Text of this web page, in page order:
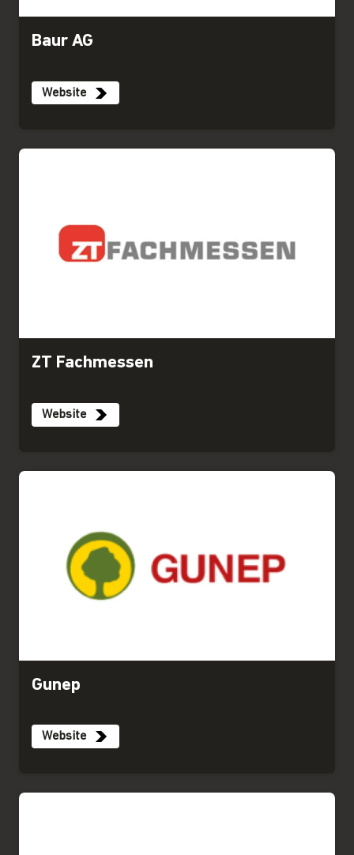
Baur AG
Website
ZT Fachmessen
Website
Gunep
Website